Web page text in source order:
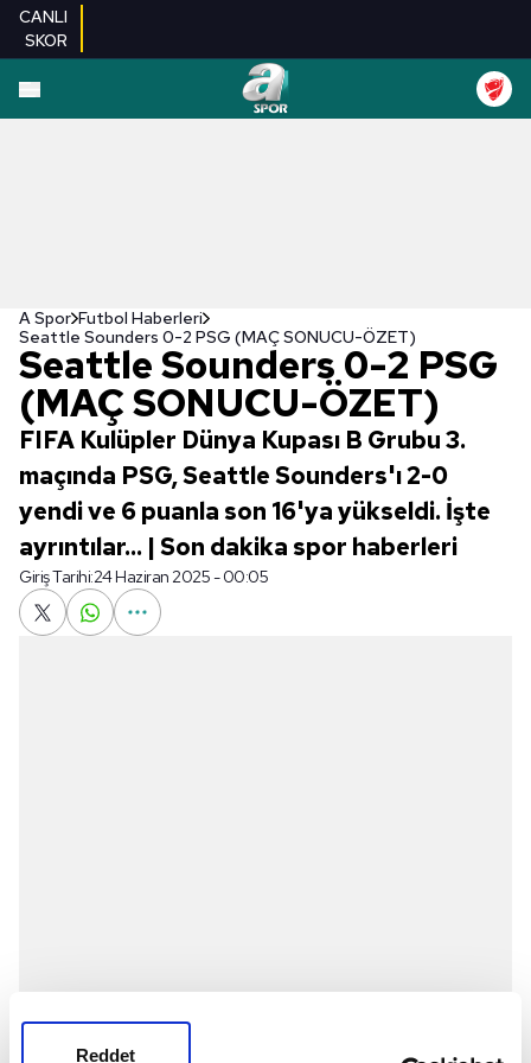
Reddet
CANLI
SKOR
A Spor Futbol Haberleri
Seattle Sounders 0-2 PSG (MAÇ SONUCU-ÖZET)
Seattle Sounders 0-2 PSG
(MAÇ SONUCU-ÖZET)
FIFA Kulüpler Dünya Kupası B Grubu 3.
maçında PSG, Seattle Sounders'ı 2-0
yendi ve 6 puanla son 16'ya yükseldi. İşte
ayrıntılar... | Son dakika spor haberleri
Giriş Tarihi:24 Haziran 2025 - 00:05
, FIFA Kulüpler Dünya Kupası B Grubu 3. ve son